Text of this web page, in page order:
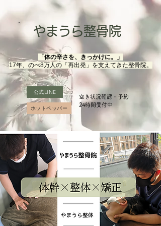
「体の辛さを、きっかけに。」
17年、のべ8万人の「再出発」を支えてきた整骨院。
やまうら整骨院
公式LINE
空き状況確認・予約
​24時間受付中
ホットペッパー